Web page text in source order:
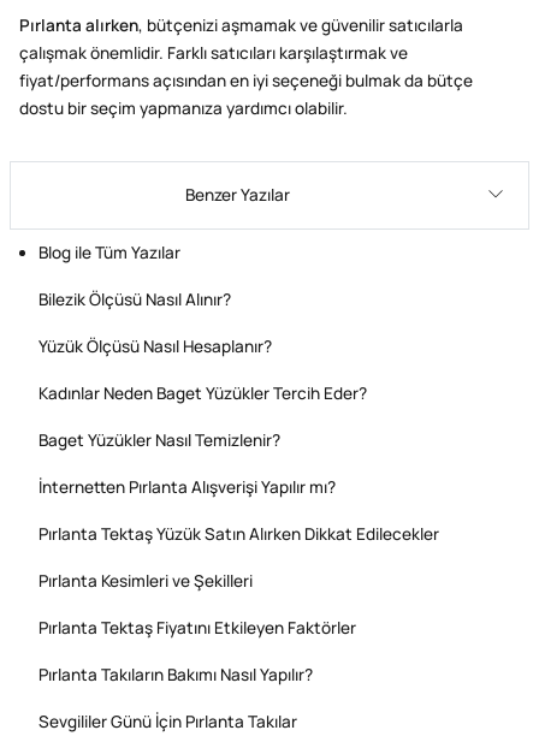
Pırlanta alırken, bütçenizi aşmamak ve güvenilir satıcılarla
çalışmak önemlidir. Farklı satıcıları karşılaştırmak ve
fiyat/performans açısından en iyi seçeneği bulmak da bütçe
dostu bir seçim yapmanıza yardımcı olabilir.
Benzer Yazılar
Blog ile Tüm Yazılar
Bilezik Ölçüsü Nasıl Alınır?
Yüzük Ölçüsü Nasıl Hesaplanır?
Kadınlar Neden Baget Yüzükler Tercih Eder?
Baget Yüzükler Nasıl Temizlenir?
İnternetten Pırlanta Alışverişi Yapılır mı?
Pırlanta Tektaş Yüzük Satın Alırken Dikkat Edilecekler
Pırlanta Kesimleri ve Şekilleri
Pırlanta Tektaş Fiyatını Etkileyen Faktörler
Pırlanta Takıların Bakımı Nasıl Yapılır?
Sevgililer Günü İçin Pırlanta Takılar